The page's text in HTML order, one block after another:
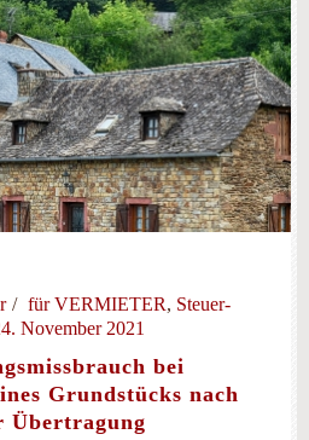
für VERMIETER, Steuer-
November 2021
bei
Grundstücks nach
Übertragung